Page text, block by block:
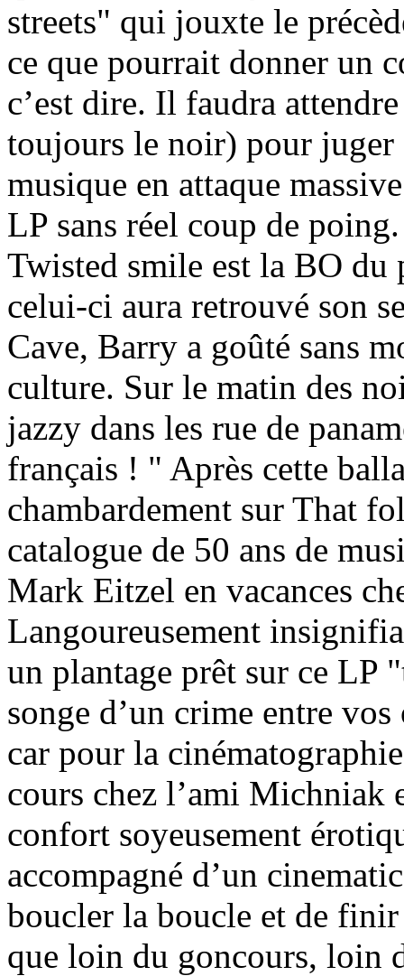
streets" qui jouxte le
ce que pourrait donner un
c’est dire. Il faudra
toujours le noir) pour juger
musique en attaque
LP sans réel coup de
Twisted smile est la BO du
celui-ci aura retrouvé son
Cave, Barry a goûté sans
culture. Sur le matin des
jazzy dans les rue de
français ! " Après cette
chambardement sur That
catalogue de 50 ans de
Mark Eitzel en vacances
Langoureusement
un plantage prêt sur ce LP
songe d’un crime entre
car pour la
cours chez l’ami Michniak
confort soyeusement
accompagné d’un
boucler la boucle et de
que loin du goncours, loin